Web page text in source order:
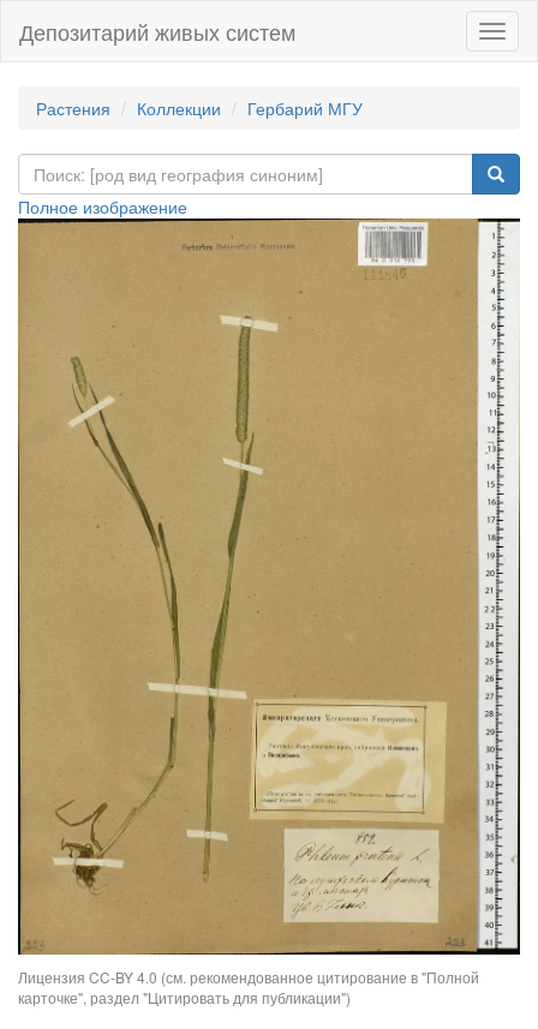
Депозитарий живых систем
Растения Коллекции Гербарий МГУ
Полное изображение
Лицензия CC-BY 4.0 (см. рекомендованное цитирование в "Полной
карточке", раздел "Цитировать для публикации")